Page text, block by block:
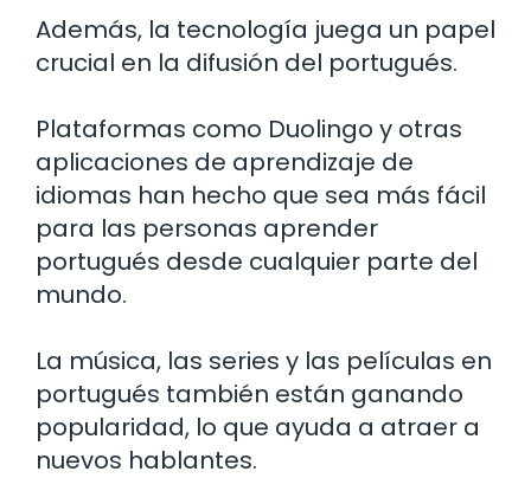
Además, la tecnología juega un papel
crucial en la difusión del portugués.
Plataformas como Duolingo y otras
aplicaciones de aprendizaje de
idiomas han hecho que sea más fácil
para las personas aprender
portugués desde cualquier parte del
mundo.
La música, las series y las películas en
portugués también están ganando
popularidad, lo que ayuda a atraer a
nuevos hablantes.